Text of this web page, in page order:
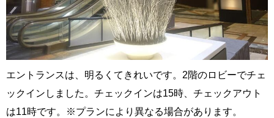
エントランスは、明るくてきれいです。2階のロビーでチェ
ックインしました。チェックインは15時、チェックアウト
は11時です。※プランにより異なる場合があります。